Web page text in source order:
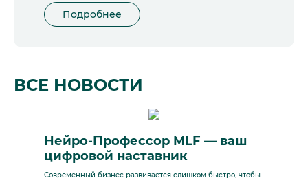
Подробнее
ВСЕ НОВОСТИ
Нейро-Профессор MLF — ваш
цифровой наставник
Современный бизнес развивается слишком быстро, чтобы